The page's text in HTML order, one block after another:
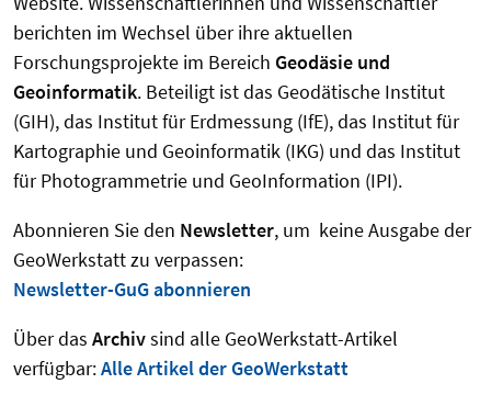
berichten im Wechsel über ihre aktuellen
Forschungsprojekte im Bereich Geodäsie und
Geoinformatik. Beteiligt ist das Geodätische Institut
(GIH), das Institut für Erdmessung (IfE), das Institut für
Kartographie und Geoinformatik (IKG) und das Institut
für Photogrammetrie und GeoInformation (IPI).
Abonnieren Sie den Newsletter, um keine Ausgabe der
GeoWerkstatt zu verpassen:
Newsletter-GuG abonnieren
Über das Archivsind alle GeoWerkstatt-Artikel
verfügbar:Alle Artikel der GeoWerkstatt